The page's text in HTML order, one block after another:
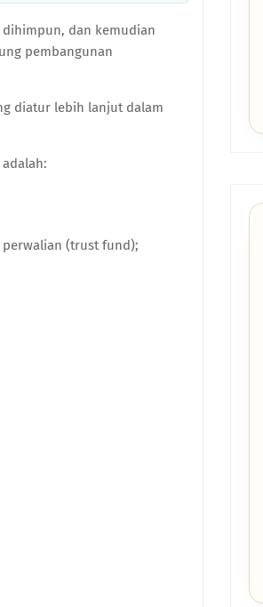
dan kemudian
pembangunan
diatur lebih lanjut dalam
(trust fund);